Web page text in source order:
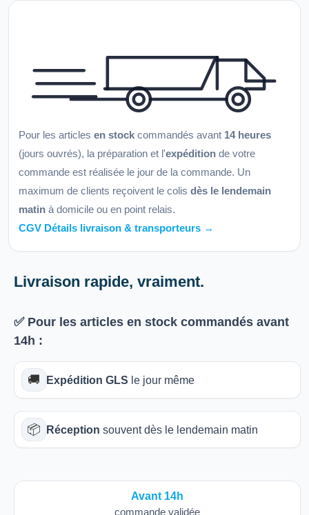
Pour les articles en stock commandés avant 14 heures
(jours ouvrés), la préparation et l'expédition de votre
commande est réalisée le jour de la commande. Un
maximum de clients reçoivent le colis dès le lendemain
matin à domicile ou en point relais.
CGV Détails livraison & transporteurs →
Livraison rapide, vraiment.
✅ Pour les articles en stock commandés avant
14h :
🚚 Expédition GLS le jour même
📦 Réception souvent dès le lendemain matin
Avant 14h
commande validée